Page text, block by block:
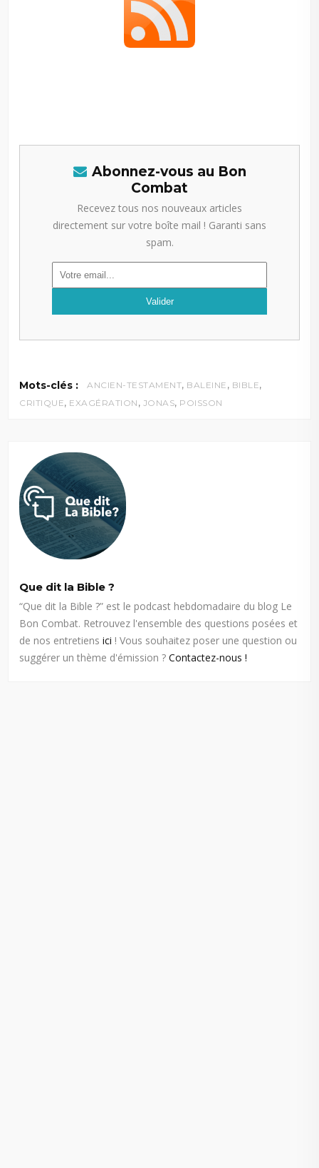
Abonnez-vous au Bon
Combat
Recevez tous nos nouveaux articles
directement sur votre boîte mail ! Garanti sans
spam.
Mots-clés : ANCIEN-TESTAMENT, BALEINE , BIBLE,
CRITIQUE, EXAGÉRATION , JONAS, POISSON
Que dit la Bible ?
“Que dit la Bible ?” est le podcast hebdomadaire du blog Le
Bon Combat. Retrouvez l'ensemble des questions posées et
de nos entretiensici ! Vous souhaitez poser une question ou
suggérer un thème d'émission ?Contactez-nous !